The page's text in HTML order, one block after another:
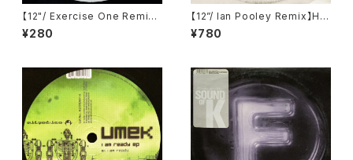
【12"/ Exercise One Remix】
James Unk / Clear View (L
esIzmo:r) (LIZM-03)
¥280
【12”/ Ian Pooley Remix】Hel
l / Copa (V2 Records) (VVR
5005516)
¥780